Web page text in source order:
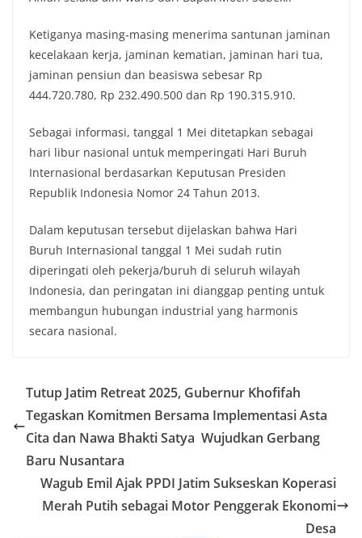
Ketiganya masing-masing menerima santunan jaminan
kecelakaan kerja, jaminan kematian, jaminan hari tua,
jaminan pensiun dan beasiswa sebesar Rp
444.720.780, Rp 232.490.500 dan Rp 190.315.910.
Sebagai informasi, tanggal 1 Mei ditetapkan sebagai
hari libur nasional untuk memperingati Hari Buruh
Internasional berdasarkan Keputusan Presiden
Republik Indonesia Nomor 24 Tahun 2013.
Dalam keputusan tersebut dijelaskan bahwa Hari
Buruh Internasional tanggal 1 Mei sudah rutin
diperingati oleh pekerja/buruh di seluruh wilayah
Indonesia, dan peringatan ini dianggap penting untuk
membangun hubungan industrial yang harmonis
secara nasional.
Tutup Jatim Retreat 2025, Gubernur Khofifah
Tegaskan Komitmen Bersama Implementasi Asta
Cita dan Nawa Bhakti Satya Wujudkan Gerbang
Baru Nusantara
Wagub Emil Ajak PPDI Jatim Sukseskan Koperasi
Merah Putih sebagai Motor Penggerak Ekonomi
Desa